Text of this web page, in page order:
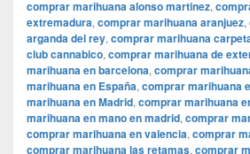
comprar marihuana alonso martinez,
extremadura, comprar marihuana aranjuez,
arganda del rey, comprar marihuana
club cannabico, comprar marihuana de
marihuana en barcelona, comprar
marihuana en España, comprar marihuana
marihuana en Madrid, comprar marihuana
marihuana en mano en madrid, comprar
comprar marihuana en valencia, comprar
comprar marihuana las retamas, comprar